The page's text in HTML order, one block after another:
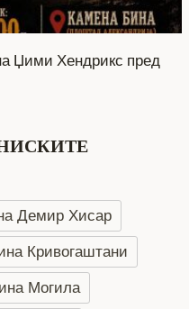
Џими Хендрикс пред
Демир Хисар
Кривогаштани
Могила